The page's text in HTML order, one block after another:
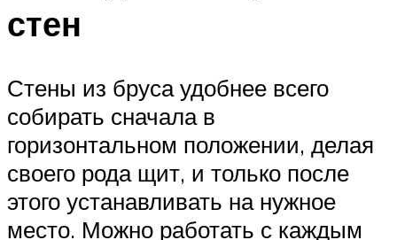
стен
Стены из бруса удобнее всего
собирать сначала в
горизонтальном положении, делая
своего рода щит, и только после
этого устанавливать на нужное
место. Можно работать с каждым